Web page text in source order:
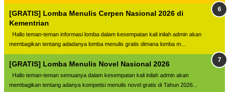
[GRATIS] Lomba Menulis Cerpen Nasional 2026 di
Kementrian
Hallo teman-teman informasi lomba dalam kesempatan kali inilah admin akan
membagikan tentang adadanya lomba menulis gratis dimana lomba m...
[GRATIS] Lomba Menulis Novel Nasional 2026
Hallo teman-teman semuanya dalam kesempatan kali inilah admin akan
membagikan tentang adanya kompetisi menulis novel gratis di Tahun 2026...